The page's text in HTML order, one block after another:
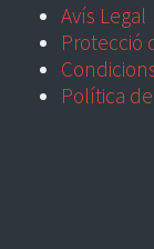
Avís Legal
Protecció
Política